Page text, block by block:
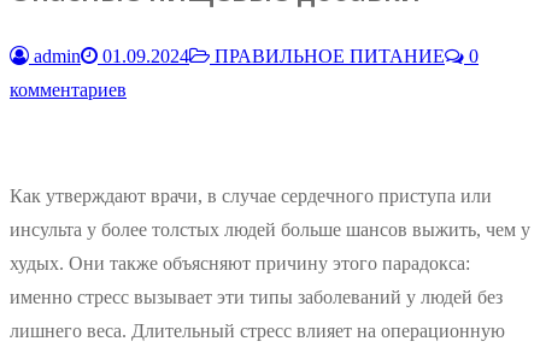
admin 01.09.2024 ПРАВИЛЬНОЕ ПИТАНИЕ
0
комментариев
Как утверждают врачи, в случае сердечного приступа или
инсульта у более толстых людей больше шансов выжить, чем у
худых. Они также объясняют причину этого парадокса:
именно стресс вызывает эти типы заболеваний у людей без
лишнего веса. Длительный стресс влияет на операционную